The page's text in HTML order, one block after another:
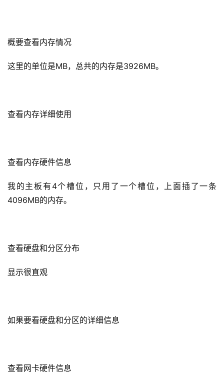
概要查看内存情况
这里的单位是MB，总共的内存是3926MB。
查看内存详细使用
查看内存硬件信息
我的主板有4个槽位，只用了一个槽位，上面插了一条
4096MB的内存。
查看硬盘和分区分布
显示很直观
如果要看硬盘和分区的详细信息
查看网卡硬件信息